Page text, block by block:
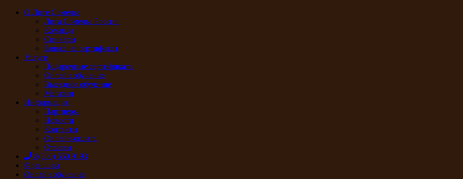
О Лиге Сомелье
Лига Сомелье России
Команда
Спикеры
Заявка на сертификат
Услуги
Подарочные сертификаты
Онлайн обучение
Выездное обучение
Магазин
Информация
Партнеры
Новости
Контакты
Онлайн-оплата
Отзывы
8(800) 550 9193
Франшиза
Онлайн обучение